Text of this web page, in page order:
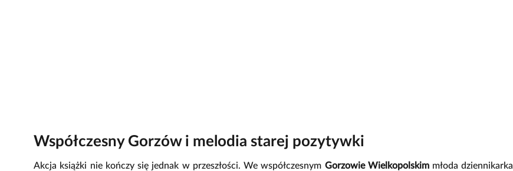
Współczesny Gorzów i melodia starej pozytywki
Akcja książki nie kończy się jednak w przeszłości. We współczesnym Gorzowie Wielkopolskimmłoda dziennikarka